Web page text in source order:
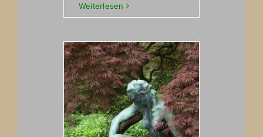
Weiterlesen